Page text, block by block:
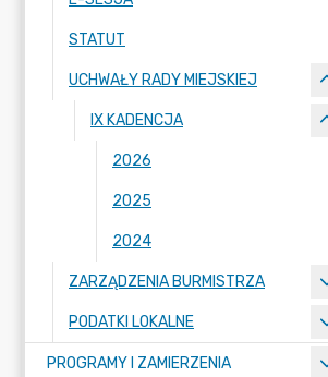
STATUT
UCHWAŁY RADY MIEJSKIEJ
IX KADENCJA
2026
2025
2024
ZARZĄDZENIA BURMISTRZA
PODATKI LOKALNE
PROGRAMY I ZAMIERZENIA